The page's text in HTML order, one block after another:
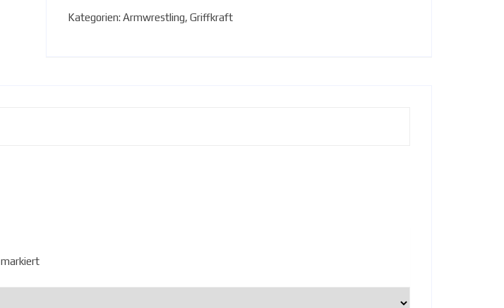
Kategorien: Armwrestling, Griffkraft
markiert